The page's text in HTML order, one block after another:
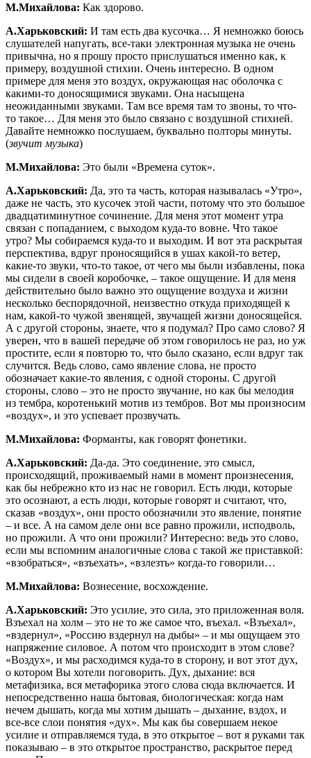
М.Михайлова: Как здорово.
А.Харьковский: И там есть два кусочка… Я немножко боюсь
слушателей напугать, все-таки электронная музыка не очень
привычна, но я прошу просто прислушаться именно как, к
примеру, воздушной стихии. Очень интересно. В одном
примере для меня это воздух, окружающая нас оболочка с
какими-то доносящимися звуками. Она насыщена
неожиданными звуками. Там все время там то звоны, то что-
то такое… Для меня это было связано с воздушной стихией.
Давайте немножко послушаем, буквально полторы минуты.
(звучит музыка)
М.Михайлова: Это были «Времена суток».
А.Харьковский: Да, это та часть, которая называлась «Утро»,
даже не часть, это кусочек этой части, потому что это большое
двадцатиминутное сочинение. Для меня этот момент утра
связан с попаданием, с выходом куда-то вовне. Что такое
утро? Мы собираемся куда-то и выходим. И вот эта раскрытая
перспектива, вдруг проносящийся в ушах какой-то ветер,
какие-то звуки, что-то такое, от чего мы были избавлены, пока
мы сидели в своей коробочке, – такое ощущение. И для меня
действительно было важно это ощущение воздуха и жизни
несколько беспорядочной, неизвестно откуда приходящей к
нам, какой-то чужой звенящей, звучащей жизни доносящейся.
А с другой стороны, знаете, что я подумал? Про само слово? Я
уверен, что в вашей передаче об этом говорилось не раз, но уж
простите, если я повторю то, что было сказано, если вдруг так
случится. Ведь слово, само явление слова, не просто
обозначает какие-то явления, с одной стороны. С другой
стороны, слово – это не просто звучание, но как бы мелодия
из тембра, коротенький мотив из тембров. Вот мы произносим
«воздух», и это успевает прозвучать.
М.Михайлова: Форманты, как говорят фонетики.
А.Харьковский: Да-да. Это соединение, это смысл,
происходящий, проживаемый нами в момент произнесения,
как бы небрежно кто из нас не говорил. Есть люди, которые
это осознают, а есть люди, которые говорят и считают, что,
сказав «воздух», они просто обозначили это явление, понятие
– и все. А на самом деле они все равно прожили, исподволь,
но прожили. А что они прожили? Интересно: ведь это слово,
если мы вспомним аналогичные слова с такой же приставкой:
«взобраться», «взъехать», «взлезть» когда-то говорили…
М.Михайлова: Вознесение, восхождение.
А.Харьковский: Это усилие, это сила, это приложенная воля.
Взъехал на холм – это не то же самое что, въехал. «Взъехал»,
«вздернул», «Россию вздернул на дыбы» – и мы ощущаем это
напряжение силовое. А потом что происходит в этом слове?
«Воздух», и мы расходимся куда-то в сторону, и вот этот дух,
о котором Вы хотели поговорить. Дух, дыхание: вся
метафизика, вся метафорика этого слова сюда включается. И
непосредственно наша бытовая, биологическая: когда нам
нечем дышать, когда мы хотим дышать – дыхание, вздох, и
все-все слои понятия «дух». Мы как бы совершаем некое
усилие и отправляемся туда, в это открытое – вот я руками так
показываю – в это открытое пространство, раскрытое перед